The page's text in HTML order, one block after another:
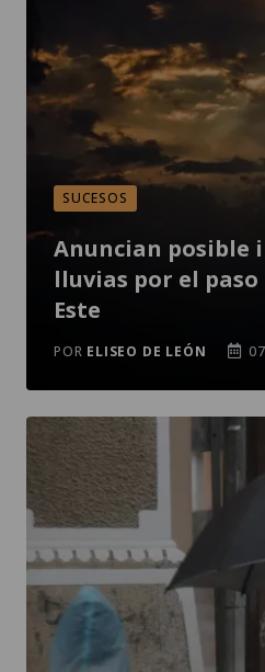
SUCESOS
Anuncian posible
lluvias por el paso
Este
POR ELISEO DE LEÓN